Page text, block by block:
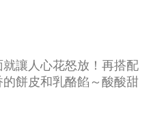
讓人心花怒放！再搭配
餅皮和乳酪餡～酸酸甜